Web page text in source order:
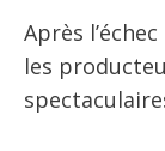
Après
les